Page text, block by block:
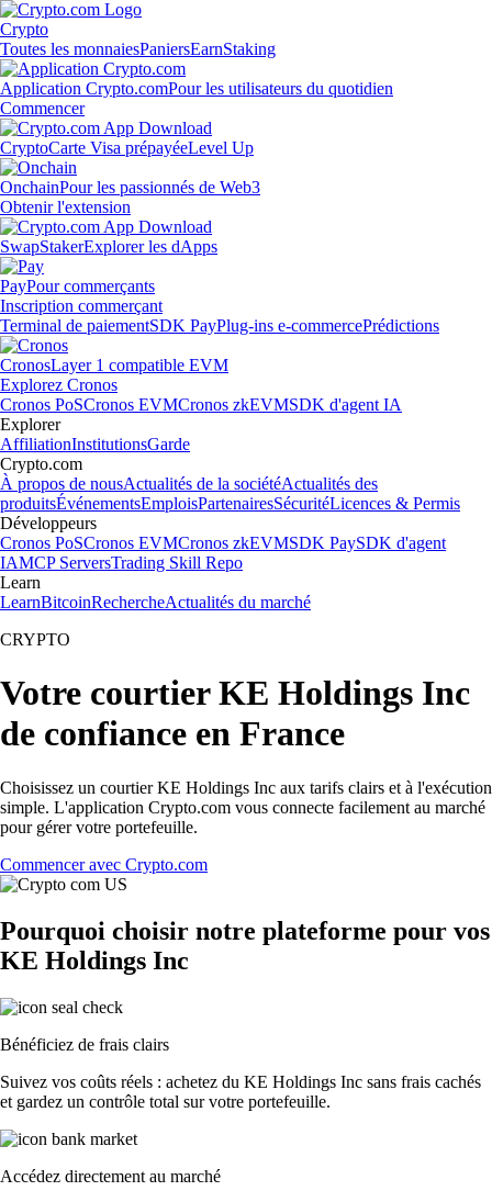
Crypto
Toutes les monnaiesPaniersEarnStaking
Application Crypto.comPour les utilisateurs du quotidien
Commencer
CryptoCarte Visa prépayéeLevel Up
OnchainPour les passionnés de Web3
Obtenir l'extension
SwapStakerExplorer les dApps
PayPour commerçants
Inscription commerçant
Terminal de paiementSDK PayPlug-ins e-commercePrédictions
CronosLayer 1 compatible EVM
Explorez Cronos
Cronos PoSCronos EVMCronos zkEVMSDK d'agent IA
Explorer
AffiliationInstitutionsGarde
Crypto.com
À propos de nousActualités de la sociétéActualités des
produitsÉvénementsEmploisPartenairesSécuritéLicences & Permis
Développeurs
Cronos PoSCronos EVMCronos zkEVMSDK PaySDK d'agent
IAMCP ServersTrading Skill Repo
Learn
LearnBitcoinRechercheActualités du marché
CRYPTO
Votre courtier KE Holdings Inc
de confiance en France
Choisissez un courtier KE Holdings Inc aux tarifs clairs et à l'exécution
simple. L'application Crypto.com vous connecte facilement au marché
pour gérer votre portefeuille.
Commencer avec Crypto.com
Pourquoi choisir notre plateforme pour vos
KE Holdings Inc
Bénéficiez de frais clairs
Suivez vos coûts réels : achetez du KE Holdings Inc sans frais cachés
et gardez un contrôle total sur votre portefeuille.
Accédez directement au marché